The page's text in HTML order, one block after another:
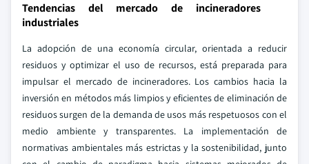
Tendencias del mercado de incineradores
industriales
La adopción de una economía circular, orientada a reducir
residuos y optimizar el uso de recursos, está preparada para
impulsar el mercado de incineradores. Los cambios hacia la
inversión en métodos más limpios y eficientes de eliminación de
residuos surgen de la demanda de usos más respetuosos con el
medio ambiente y transparentes. La implementación de
normativas ambientales más estrictas y la sostenibilidad, junto